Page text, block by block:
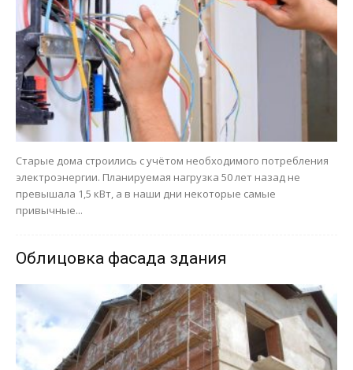
Старые дома строились с учётом необходимого потребления
электроэнергии. Планируемая нагрузка 50 лет назад не
превышала 1,5 кВт, а в наши дни некоторые самые
привычные...
Облицовка фасада здания